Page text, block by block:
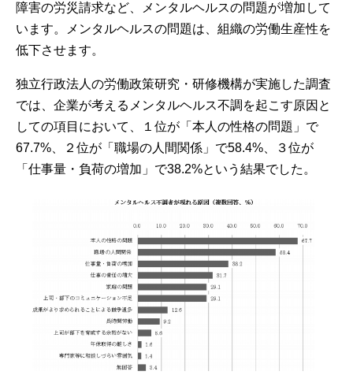
障害の労災請求など、メンタルヘルスの問題が増加して
います。メンタルヘルスの問題は、組織の労働生産性を
低下させます。
独立行政法人の労働政策研究・研修機構が実施した調査
では、企業が考えるメンタルヘルス不調を起こす原因と
しての項目において、１位が「本人の性格の問題」で
67.7%、２位が「職場の人間関係」で58.4%、３位が
「仕事量・負荷の増加」で38.2%という結果でした。